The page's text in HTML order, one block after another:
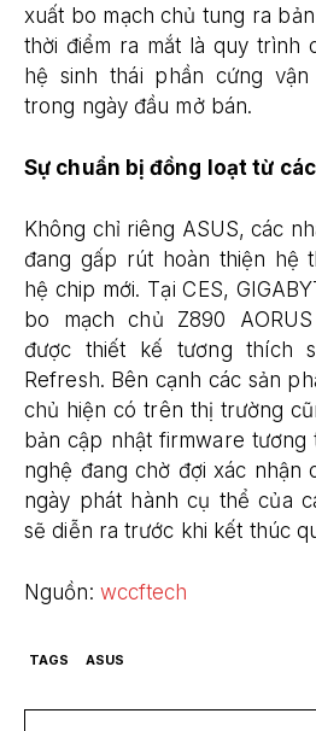
xuất bo mạch chủ tung ra
thời điểm ra mắt là quy trình
hệ sinh thái phần cứng
trong ngày đầu mở bán.
Sự chuẩn bị đồng loạt từ
Không chỉ riêng ASUS, các
đang gấp rút hoàn thiện hệ
hệ chip mới. Tại CES,
bo mạch chủ Z890
được thiết kế tương thích
Refresh. Bên cạnh các sản
chủ hiện có trên thị trường
bản cập nhật firmware tương
nghệ đang chờ đợi xác nhận
ngày phát hành cụ thể của
sẽ diễn ra trước khi kết thúc
Nguồn: wccftech
TAGS ASUS